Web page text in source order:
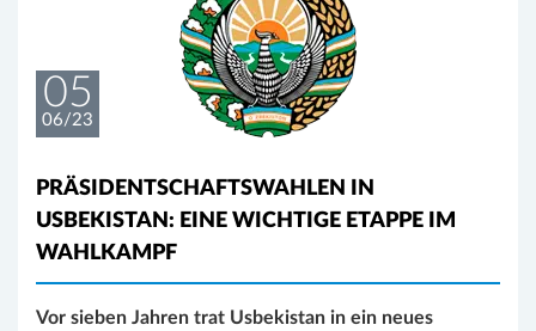
05
06/23
PRÄSIDENTSCHAFTSWAHLEN IN
USBEKISTAN: EINE WICHTIGE ETAPPE IM
WAHLKAMPF
Vor sieben Jahren trat Usbekistan in ein neues